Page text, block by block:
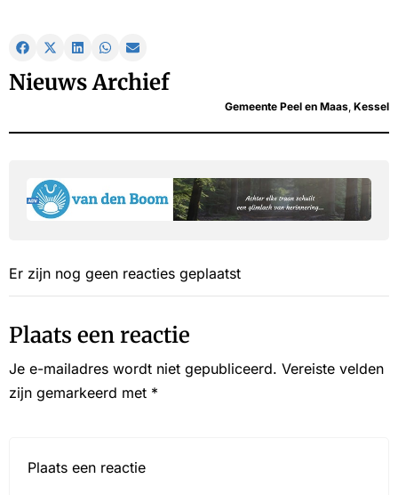
Nieuws Archief
Gemeente Peel en Maas, Kessel
Er zijn nog geen reacties geplaatst
Plaats een reactie
Je e-mailadres wordt niet gepubliceerd. Vereiste velden
zijn gemarkeerd met *